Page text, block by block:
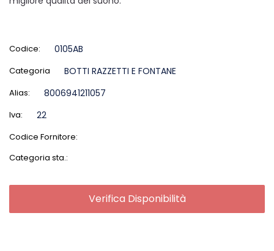
Codice: 0105AB
Categoria BOTTI RAZZETTI E FONTANE
Alias: 8006941211057
Iva: 22
Codice Fornitore:
Categoria sta.:
Verifica Disponibilità